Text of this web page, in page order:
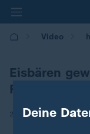
Video
Eisbären
Finale
26.04.2026 | 19:08
Deine